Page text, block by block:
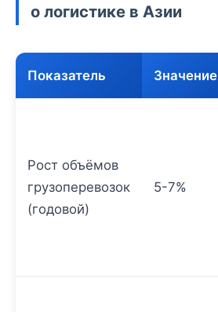
о логистике в Азии
Показатель Значение
Рост объёмов
грузоперевозок
(годовой)
5-7%